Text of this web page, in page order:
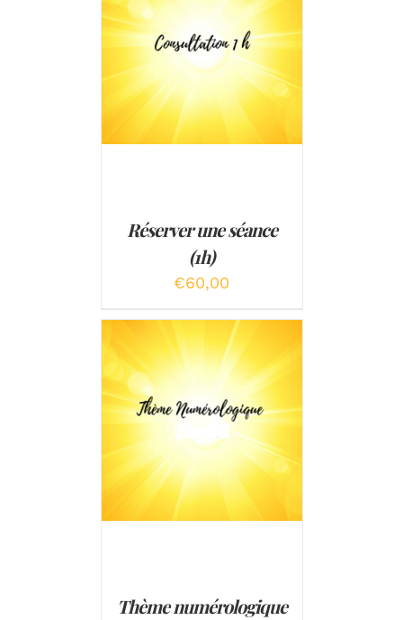
AJOUTER AU PANIER
/
DÉTAILS
Réserver une séance
(1h)
€60,00
AJOUTER AU PANIER
/
DÉTAILS
Thème numérologique